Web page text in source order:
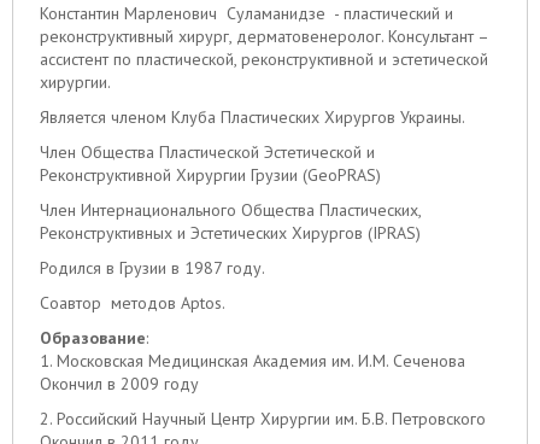
Константин Марленович Суламанидзе - пластический и
реконструктивный хирург, дерматовенеролог. Консультант –
ассистент по пластической, реконструктивной и эстетической
хирургии.
Является членом Клуба Пластических Хирургов Украины.
Член Общества Пластической Эстетической и
Реконструктивной Хирургии Грузии (GeoPRAS)
Член Интернационального Общества Пластических,
Реконструктивных и Эстетических Хирургов (IPRAS)
Родился в Грузии в 1987 году.
Соавтор методов Aptos.
Образование:
1. Московская Медицинская Академия им. И.М. Сеченова
Окончил в 2009 году
2. Российский Научный Центр Хирургии им. Б.В. Петровского